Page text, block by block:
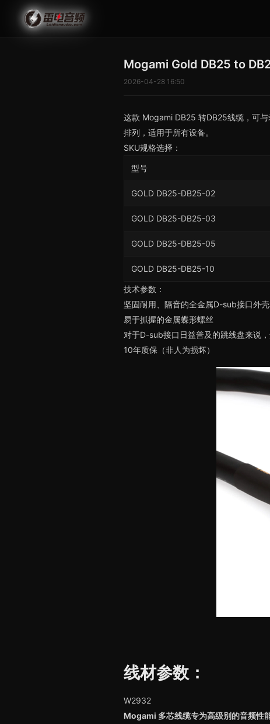
Mogami Gold DB25 to
2026-04-28 16:50
这款 Mogami DB25 转DB25线缆，可
排列，适用于所有设备。
SKU规格选择：
型号
GOLD DB25-DB25-02
GOLD DB25-DB25-03
GOLD DB25-DB25-05
GOLD DB25-DB25-10
技术参数：
坚固耐用、隔音的全金属D-sub接口外
易于抓握的金属蝶形螺丝
对于D-sub接口日益普及的跳线盘来说，
10年质保（非人为损坏）
线材参数：
W2932
Mogami 多芯线缆专为高级别的音频性